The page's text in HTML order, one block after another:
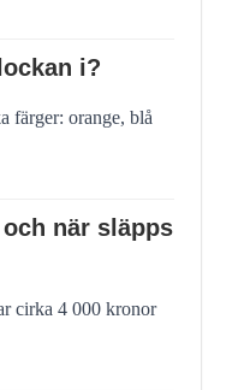
i?
färger: orange, blå
när släpps
cirka 4 000 kronor